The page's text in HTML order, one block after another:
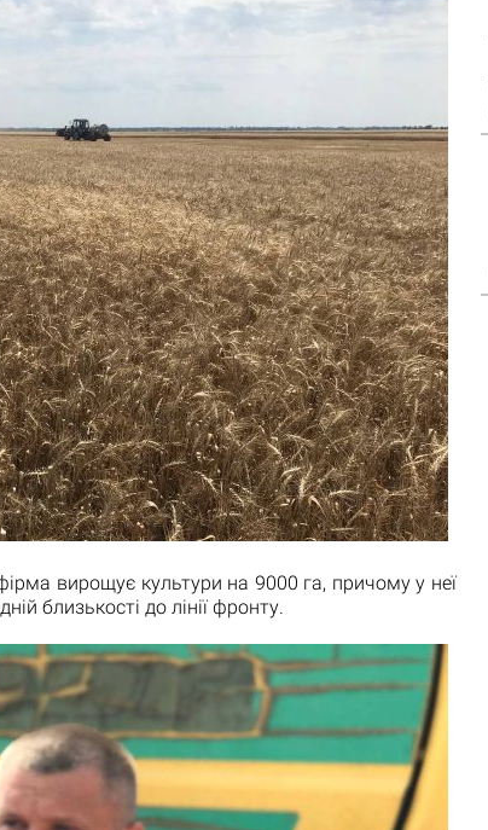
вирощує культури на 9000 га, причому у неї
близькості до лінії фронту.